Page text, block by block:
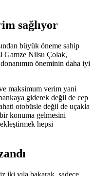
sağlıyor
büyük öneme sahip
Gamze Nilsu Çolak,
öneminin daha iyi
maksimum verim yani
giderek değil de cep
otobüsle değil de uçakla
konuma gelmesini
hepsi
iki yıla bakarak, sadece